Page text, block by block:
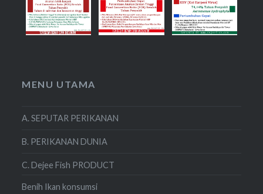
MENU UTAMA
A. SEPUTAR PERIKANAN
B. PERIKANAN DUNIA
C. Dejee Fish PRODUCT
Benih Ikan konsumsi